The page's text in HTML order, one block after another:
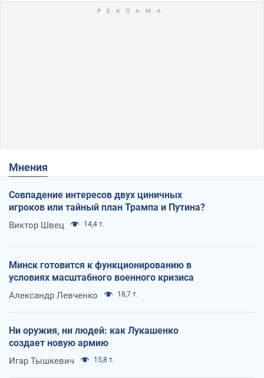
Мнения
Совпадение интересов двух циничных
игроков или тайный план Трампа и Путина?
Виктор Швец 14,4 т.
Минск готовится к функционированию в
условиях масштабного военного кризиса
Александр Левченко 18,7 т.
Ни оружия, ни людей: как Лукашенко
создает новую армию
Игар Тышкевич 15,8 т.